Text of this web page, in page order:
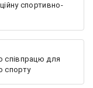
спортивно-
співпрацю для
спорту